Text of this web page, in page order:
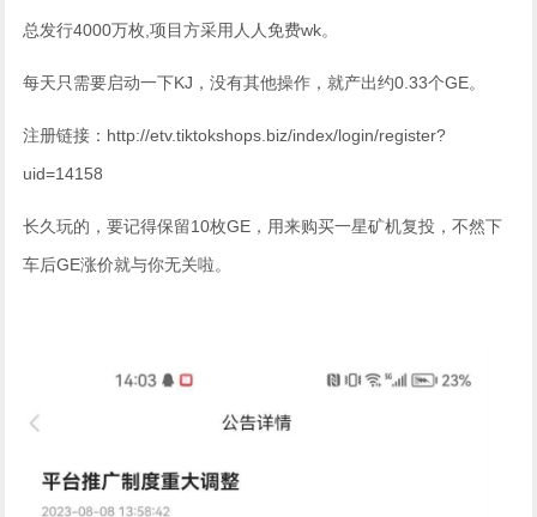
总发行4000万枚,项目方采用人人免费wk。
每天只需要启动一下KJ，没有其他操作，就产出约0.33个GE。
注册链接：http://etv.tiktokshops.biz/index/login/register?
uid=14158
长久玩的，要记得保留10枚GE，用来购买一星矿机复投，不然下
车后GE涨价就与你无关啦。